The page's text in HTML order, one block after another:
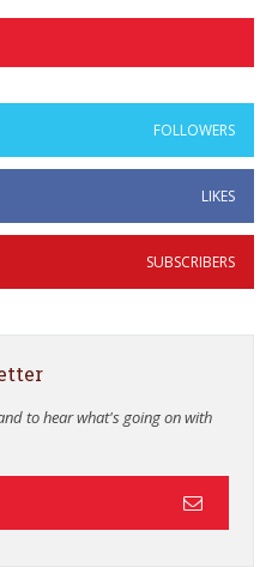
FOLLOWERS
LIKES
SUBSCRIBERS
to hear what's going on with